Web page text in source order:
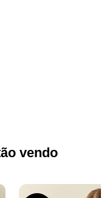
vendo